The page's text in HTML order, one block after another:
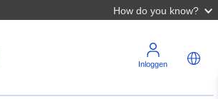
How do you know?
Inloggen